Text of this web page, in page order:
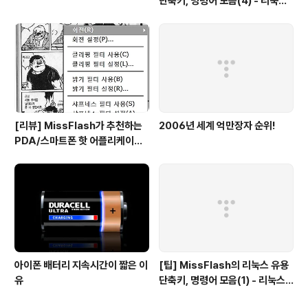
[리뷰] MissFlash가 추천하는
PDA/스마트폰 핫 어플리케이션
PS
2006년 세계 억만장자 순위!
아이폰 배터리 지속시간이 짧은 이
유
[팁] MissFlash의 리눅스 유용
단축키, 명령어 모음(1) - 리눅스